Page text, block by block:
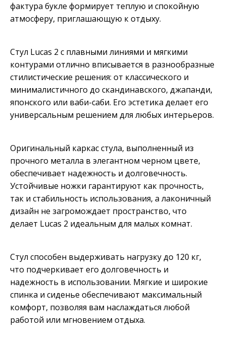
фактура букле формирует теплую и спокойную
атмосферу, приглашающую к отдыху.
Стул Lucas 2 с плавными линиями и мягкими
контурами отлично вписывается в разнообразные
стилистические решения: от классического и
минималистичного до скандинавского, джапанди,
японского или ваби-саби. Его эстетика делает его
универсальным решением для любых интерьеров.
Оригинальный каркас стула, выполненный из
прочного металла в элегантном черном цвете,
обеспечивает надежность и долговечность.
Устойчивые ножки гарантируют как прочность,
так и стабильность использования, а лаконичный
дизайн не загромождает пространство, что
делает Lucas 2 идеальным для малых комнат.
Стул способен выдерживать нагрузку до 120 кг,
что подчеркивает его долговечность и
надежность в использовании. Мягкие и широкие
спинка и сиденье обеспечивают максимальный
комфорт, позволяя вам наслаждаться любой
работой или мгновением отдыха.